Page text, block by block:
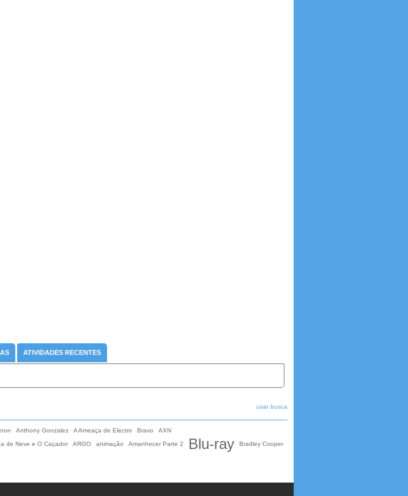
ATIVIDADES RECENTES
usar busca
Anthony Gonzalez A Ameaça de Electro Bravo
AXN
de Neve e O Caçador ARGO animação Amanhecer Parte 2 Blu-ray
Bradley Cooper